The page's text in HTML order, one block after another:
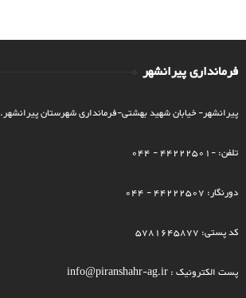
فرمانداری پیرانشهر
پیرانشهر- خیابان شهید بهشتی-فرمانداری شهرستان پیرانشهر.
تلفن: -44222501 - 044
دورنگار: 44222507 - 044
کد پستی: 5781645877
پست الکترونیک : info@piranshahr-ag.ir